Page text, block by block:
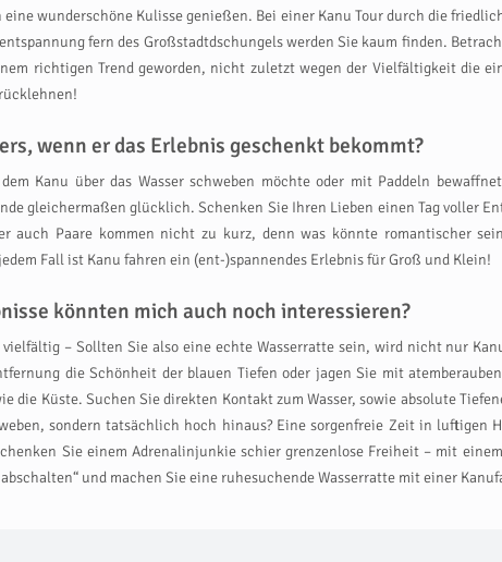
wunderschöne Kulisse genießen. Bei einer Kanu Tour durch die
fern des Großstadtdschungels werden Sie kaum finden.
richtigen Trend geworden, nicht zuletzt wegen der Vielfältigkeit die
wenn er das Erlebnis geschenkt bekommt?
Kanu über das Wasser schweben möchte oder mit Paddeln
gleichermaßen glücklich. Schenken Sie Ihren Lieben einen Tag voller
auch Paare kommen nicht zu kurz, denn was könnte romantischer
Fall ist Kanu fahren ein (ent-)spannendes Erlebnis für Groß und Klein!
könnten mich auch noch interessieren?
vielfältig – Sollten Sie also eine echte Wasserratte sein, wird nicht nur
die Schönheit der blauen Tiefen oder jagen Sie mit
die Küste. Suchen Sie direkten Kontakt zum Wasser, sowie absolute
sondern tatsächlich hoch hinaus? Eine sorgenfreie Zeit in luftigen
Sie einem Adrenalinjunkie schier grenzenlose Freiheit – mit
und machen Sie eine ruhesuchende Wasserratte mit einer